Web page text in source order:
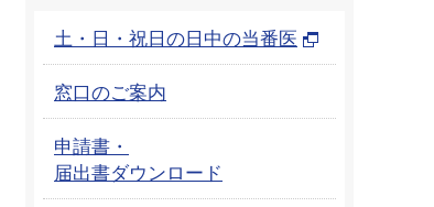
土・日・祝日の日中の当番医
窓口のご案内
申請書・
届出書ダウンロード